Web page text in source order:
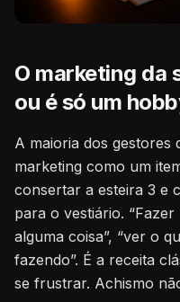
O marketing da
ou é só um
A maioria dos gestores
marketing como um
consertar a esteira 3 e
para o vestiário.
alguma coisa”, “ver o
fazendo”. É a receita
se frustrar. Achismo